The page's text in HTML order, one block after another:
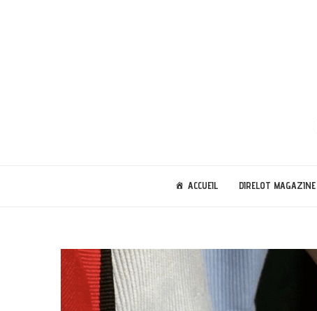
ACCUEIL DIRELOT MAGAZINE